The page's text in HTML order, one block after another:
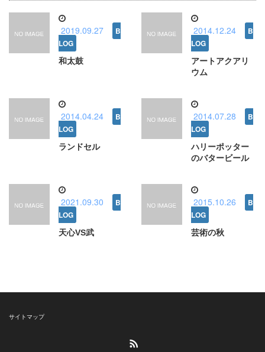
2019.09.27
和太鼓
2014.12.24
アートアクアリ
ウム
2014.04.24
ランドセル
2014.07.28
ハリーポッター
のバタービール
2021.09.30
天心VS武
2015.10.26
芸術の秋
サイトマップ